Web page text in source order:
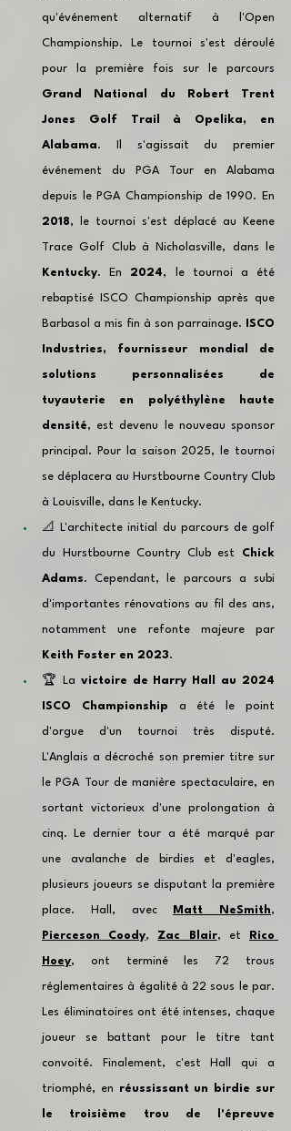
qu'événement alternatif à l'Open
Championship. Le tournoi s'est déroulé
Grand National du Robert Trent
Jones Golf Trail à Opelika, en
Alabama. Il s'agissait du premier
événement du PGA Tour en Alabama
2018, le tournoi s'est déplacé au Keene
Kentucky. En 2024, le tournoi a été
rebaptisé ISCO Championship après que
Barbasol a mis fin à son parrainage. ISCO
Industries, fournisseur mondial de
solutions personnalisées de
tuyauterie en polyéthylène haute
densité, est devenu le nouveau sponsor
principal. Pour la saison 2025, le tournoi
se déplacera au Hurstbourne Country Club
à Louisville, dans le Kentucky.
📐 L'architecte initial du parcours de golf
du Hurstbourne Country Club est Chick
Adams. Cependant, le parcours a subi
d'importantes rénovations au fil des ans,
Keith Foster en 2023.
🏆 La victoire de Harry Hall au 2024
ISCO Championship a été le point
d'orgue d'un tournoi très disputé.
L'Anglais a décroché son premier titre sur
le PGA Tour de manière spectaculaire, en
sortant victorieux d'une prolongation à
cinq. Le dernier tour a été marqué par
une avalanche de birdies et d'eagles,
plusieurs joueurs se disputant la première
place. Hall, avec Matt NeSmith
Pierceson Coody, Zac Blair, et Rico
Hoey, ont terminé les 72 trous
réglementaires à égalité à 22 sous le par.
Les éliminatoires ont été intenses, chaque
joueur se battant pour le titre tant
convoité. Finalement, c'est Hall qui a
triomphé, en réussissant un birdie sur
le troisième trou de l'épreuve